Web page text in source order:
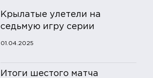
Крылатые улетели на
седьмую игру серии
01.04.2025
Итоги шестого матча